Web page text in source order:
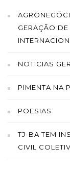
GERAÇÃO
NOTICIAS
PIMENTA NA
POESIAS
TJ-BA TEM
CIVIL